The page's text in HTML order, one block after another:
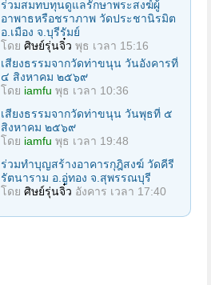
ร่วมสมทบทุนดูแลรักษาพระสงฆ์ผู้
อาพาธหรือชราภาพ วัดประชานิรมิต
อ.เมือง จ.บุรีรัมย์
โดย ศิษย์รุ่นจิ๋ว พุธ เวลา 15:16
เสียงธรรมจากวัดท่าขนุน วันอังคารที่
๔ สิงหาคม ๒๕๖๙
โดย iamfu พุธ เวลา 10:36
เสียงธรรมจากวัดท่าขนุน วันพุธที่ ๕
สิงหาคม ๒๕๖๙
โดย iamfu พุธ เวลา 19:48
ร่วมทำบุญสร้างอาคารกุฎิสงฆ์ วัดคีรี
รัตนาราม อ.อู่ทอง จ.สุพรรณบุรี
โดย ศิษย์รุ่นจิ๋ว อังคาร เวลา 17:40